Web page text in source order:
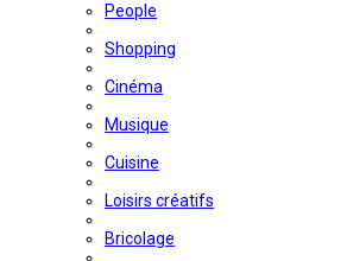
People
Shopping
Cinéma
Musique
Cuisine
Loisirs créatifs
Bricolage